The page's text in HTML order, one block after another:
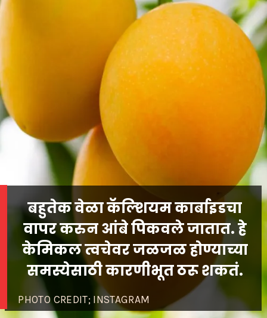
PHOTO CREDIT; INSTAGRAM
बहुतेक वेळा कॅल्शियम कार्बाइडचा
वापर करुन आंबे पिकवले जातात. हे
केमिकल त्वचेवर जळजळ होण्याच्या